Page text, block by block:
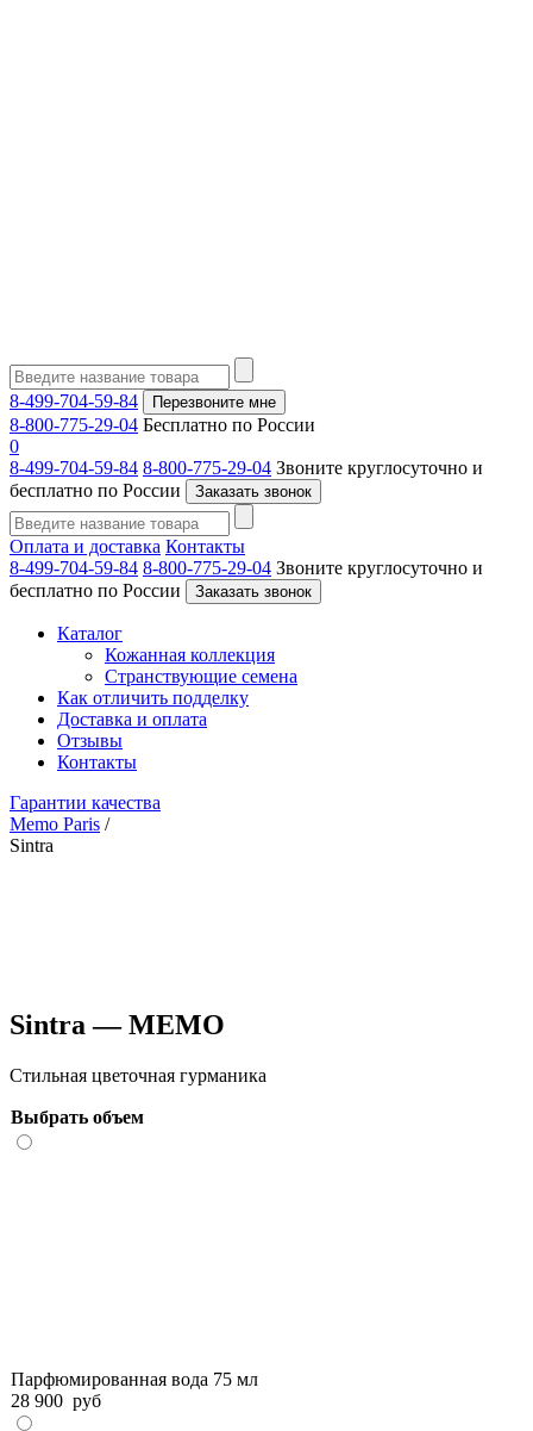
8-499-704-59-84 Перезвоните мне
8-800-775-29-04 Бесплатно по России
0
8-499-704-59-84 8-800-775-29-04 Звоните круглосуточно и
бесплатно по России
Заказать звонок
Оплата и доставка Контакты
8-499-704-59-84 8-800-775-29-04 Звоните круглосуточно и
бесплатно по России
Заказать звонок
Каталог
Кожанная коллекция
Странствующие семена
Как отличить подделку
Доставка и оплата
Отзывы
Контакты
Гарантии качества
Memo Paris /
Sintra
Sintra — MEMO
Стильная цветочная гурманика
Выбрать объем
Парфюмированная вода 75 мл
28 900 руб